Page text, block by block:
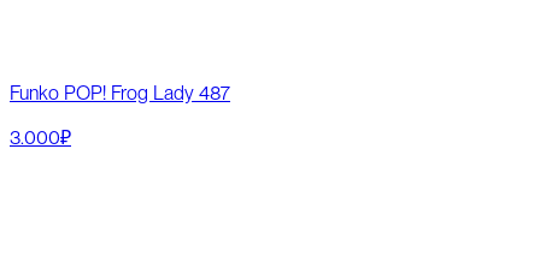
Funko POP! Frog Lady 487
3.000₽